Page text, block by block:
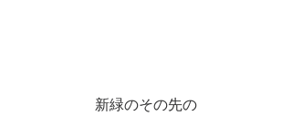
新緑のその先の